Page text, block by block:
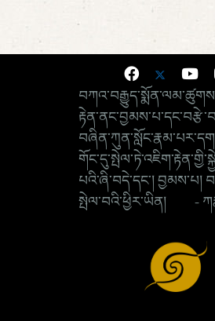
པའི་ཞི་བདེ་དང་། བྱམས་པ།
སྤེལ་བའི་ཕྱིར་ཡིན། -